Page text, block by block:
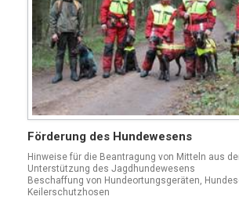
Förderung des Hundewesens
Hinweise für die Beantragung von Mitteln aus
Unterstützung des Jagdhundewesens
Beschaffung von Hundeortungsgeräten,
Keilerschutzhosen